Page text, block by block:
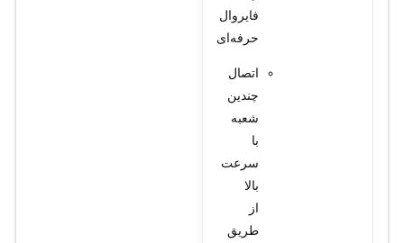
فایروال
حرفه‌ای
اتصال
چندین
شعبه
با
سرعت
بالا
از
طریق